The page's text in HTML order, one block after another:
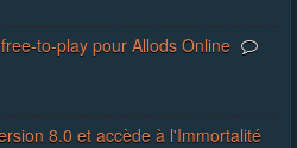
to-play pour Allods Online
8.0 et accède à l'Immortalité